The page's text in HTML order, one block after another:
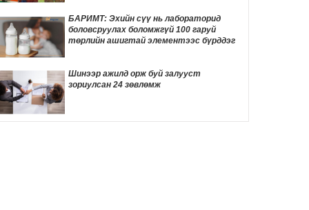
19 цаг 8 мин
ДҮН ШИНЖИЛГЭЭ: Америк- Хятадын
эмзэг харилцаа
19 цаг 18 мин
Д.Трамп төрөлхийн иргэншлийг дахин
хязгаарлахыг оролдлоо
БАРИМТ: Эхийн сүү нь лабораторид
боловсруулах боломжгүй 100 гаруй
төрлийн ашигтай элементээс бүрддэг
Шинээр ажилд орж буй залууст
зориулсан 24 зөвлөмж